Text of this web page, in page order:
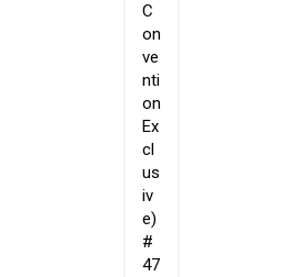
C
on
ve
nti
on
Ex
cl
us
iv
e)
#
47